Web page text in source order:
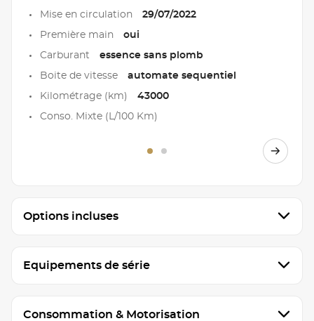
Mise en circulation 29/07/2022
Première main oui
Carburant essence sans plomb
Boite de vitesse automate sequentiel
Kilométrage (km) 43000
Conso. Mixte (L/100 Km)
Options incluses
Equipements de série
Consommation & Motorisation